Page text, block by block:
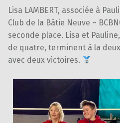
Lisa LAMBERT, associée à
Club de la Bâtie Neuve –
seconde place. Lisa et
de quatre, terminent à la
avec deux victoires.